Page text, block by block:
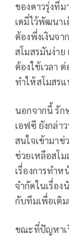
ของดาวรุ่งที่
เดมี่ไว้พัฒนาเ
ต้องพึ่งเงินจา
สโมสรมันง่าย
ต้องใช้เวลา
ทำให้สโมสร
นอกจากนี้ รัก
เอฟซี ยังกล่า
สนใจเข้ามาข่
ช่วยเหลือสโ
เรื่องการทำ
จำกัดในเรื่อง
กับทีมเพื่อเติ
ขณะที่ปัญหาเ